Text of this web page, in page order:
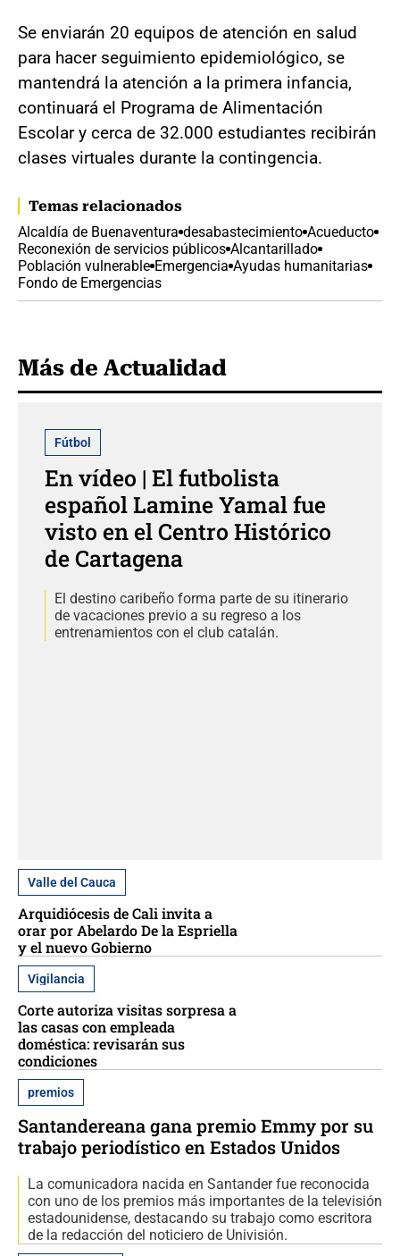
Se enviarán 20 equipos de atención en salud
para hacer seguimiento epidemiológico, se
mantendrá la atención a la primera infancia,
continuará el Programa de Alimentación
Escolar y cerca de 32.000 estudiantes recibirán
clases virtuales durante la contingencia.
Temas relacionados
Alcaldía de Buenaventura desabastecimiento Acueducto
Reconexión de servicios públicos Alcantarillado
Población vulnerable Emergencia Ayudas humanitarias
Fondo de Emergencias
Más de Actualidad
Fútbol
En vídeo | El futbolista
español Lamine Yamal fue
visto en el Centro Histórico
de Cartagena
El destino caribeño forma parte de su itinerario
de vacaciones previo a su regreso a los
entrenamientos con el club catalán.
Valle del Cauca
Arquidiócesis de Cali invita a
orar por Abelardo De la Espriella
y el nuevo Gobierno
Vigilancia
Corte autoriza visitas sorpresa a
las casas con empleada
doméstica: revisarán sus
condiciones
premios
Santandereana gana premio Emmy por su
trabajo periodístico en Estados Unidos
La comunicadora nacida en Santander fue reconocida
con uno de los premios más importantes de la televisión
estadounidense, destacando su trabajo como escritora
de la redacción del noticiero de Univisión.